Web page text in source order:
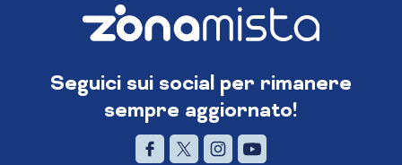
Seguici sui social per rimanere
sempre aggiornato!